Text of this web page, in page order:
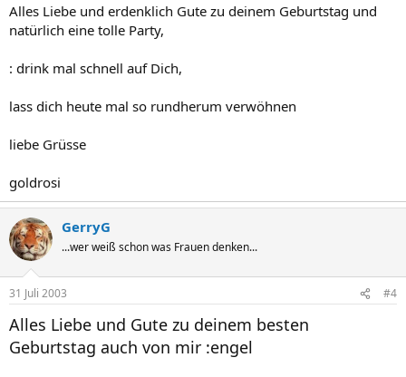
Alles Liebe und erdenklich Gute zu deinem Geburtstag und
natürlich eine tolle Party,
: drink mal schnell auf Dich,
lass dich heute mal so rundherum verwöhnen
liebe Grüsse
goldrosi
GerryG
...wer weiß schon was Frauen denken...
31 Juli 2003 #4
Alles Liebe und Gute zu deinem besten
Geburtstag auch von mir :engel